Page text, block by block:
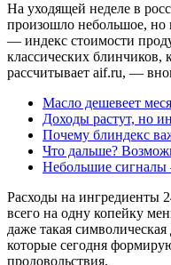
На уходящей неделе в
произошло небольшое, но
— индекс стоимости
классических блинчиков,
рассчитывает aif.ru, —
Масло дешевеет
Доходы растут, но
Почему блиндекс
Что дальше?
Небольшие
Расходы на ингредиенты
всего на одну копейку
даже такая
которые сегодня
продовольствия.